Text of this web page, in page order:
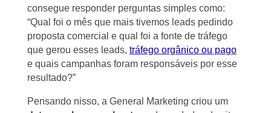
consegue responder perguntas simples como:
“Qual foi o mês que mais tivemos leads pedindo
proposta comercial e qual foi a fonte de tráfego
que gerou esses leads, tráfego orgânico ou pago
e quais campanhas foram responsáveis por esse
resultado?”
Pensando nisso, a General Marketing criou um